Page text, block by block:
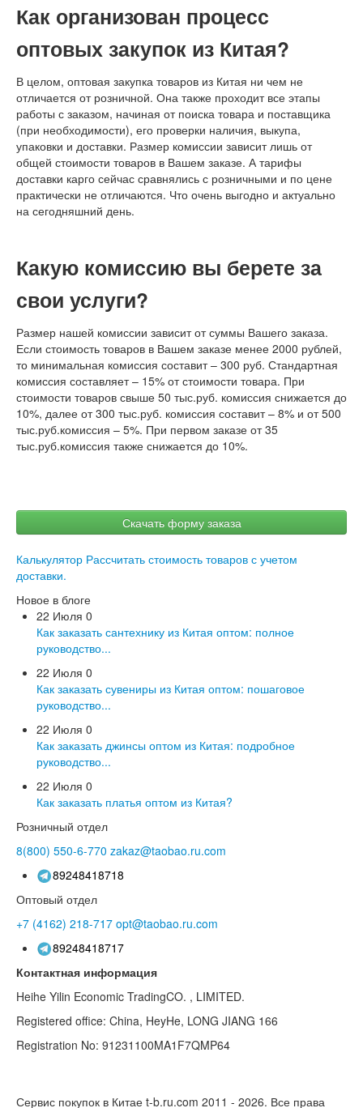
Как организован процесс
оптовых закупок из Китая?
В целом, оптовая закупка товаров из Китая ни чем не
отличается от розничной. Она также проходит все этапы
работы с заказом, начиная от поиска товара и поставщика
(при необходимости), его проверки наличия, выкупа,
упаковки и доставки. Размер комиссии зависит лишь от
общей стоимости товаров в Вашем заказе. А тарифы
доставки карго сейчас сравнялись с розничными и по цене
практически не отличаются. Что очень выгодно и актуально
на сегодняшний день.
Какую комиссию вы берете за
свои услуги?
Размер нашей комиссии зависит от суммы Вашего заказа.
Если стоимость товаров в Вашем заказе менее 2000 рублей,
то минимальная комиссия составит – 300 руб. Стандартная
комиссия составляет – 15% от стоимости товара. При
стоимости товаров свыше 50 тыс.руб. комиссия снижается до
10%, далее от 300 тыс.руб. комиссия составит – 8% и от 500
тыс.руб.комиссия – 5%. При первом заказе от 35
тыс.руб.комиссия также снижается до 10%.
Скачать форму заказа
Калькулятор Рассчитать стоимость товаров с учетом
доставки.
Новое в блоге
22 Июля 0
Как заказать сантехнику из Китая оптом: полное
руководство...
22 Июля 0
Как заказать сувениры из Китая оптом: пошаговое
руководство...
22 Июля 0
Как заказать джинсы оптом из Китая: подробное
руководство...
22 Июля 0
Как заказать платья оптом из Китая?
Розничный отдел
8(800) 550-6-770 zakaz@taobao.ru.com
89248418718
Оптовый отдел
+7 (4162) 218-717 opt@taobao.ru.com
89248418717
Контактная информация
Heihe Yilin Economic TradingCO. , LIMITED.
Registered office: China, HeyHe, LONG JIANG 166
Registration No: 91231100MA1F7QMP64
Сервис покупок в Китае t-b.ru.com 2011 - 2026. Все права